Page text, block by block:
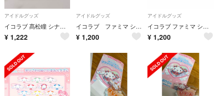
アイドルグッズ
イコラブ 髙松瞳 シナモロール×=LOVE ランダムフォトカード シナモン
¥ 1,222
アイドルグッズ
イコラブ ファミマ シナモロール ヘアゴム ネームバッジ 滝脇笙古
¥ 1,200
アイドルグッズ
イコラブ ファミマ シナモンヘアゴム ネームバッジ 諸橋紗夏
¥ 1,200